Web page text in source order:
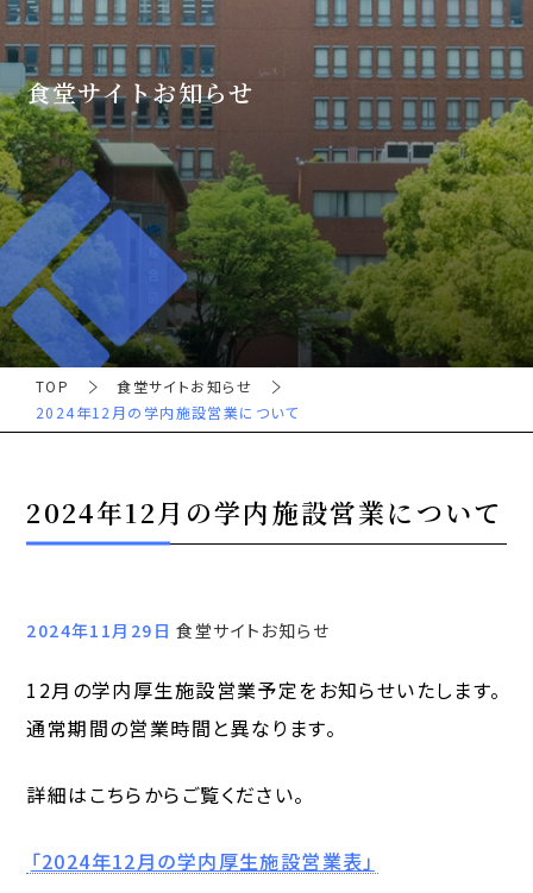
食堂サイトお知らせ
TOP
食堂サイトお知らせ
2024年12月の学内施設営業について
2024年12月の学内施設営業について
2024年11月29日食堂サイトお知らせ
12月の学内厚生施設営業予定をお知らせいたします。
通常期間の営業時間と異なります。
詳細はこちらからご覧ください。
「2024年12月の学内厚生施設営業表」